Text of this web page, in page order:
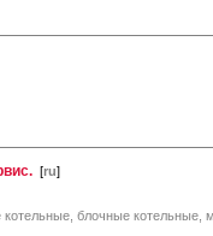
[ru]
блочные котельные,